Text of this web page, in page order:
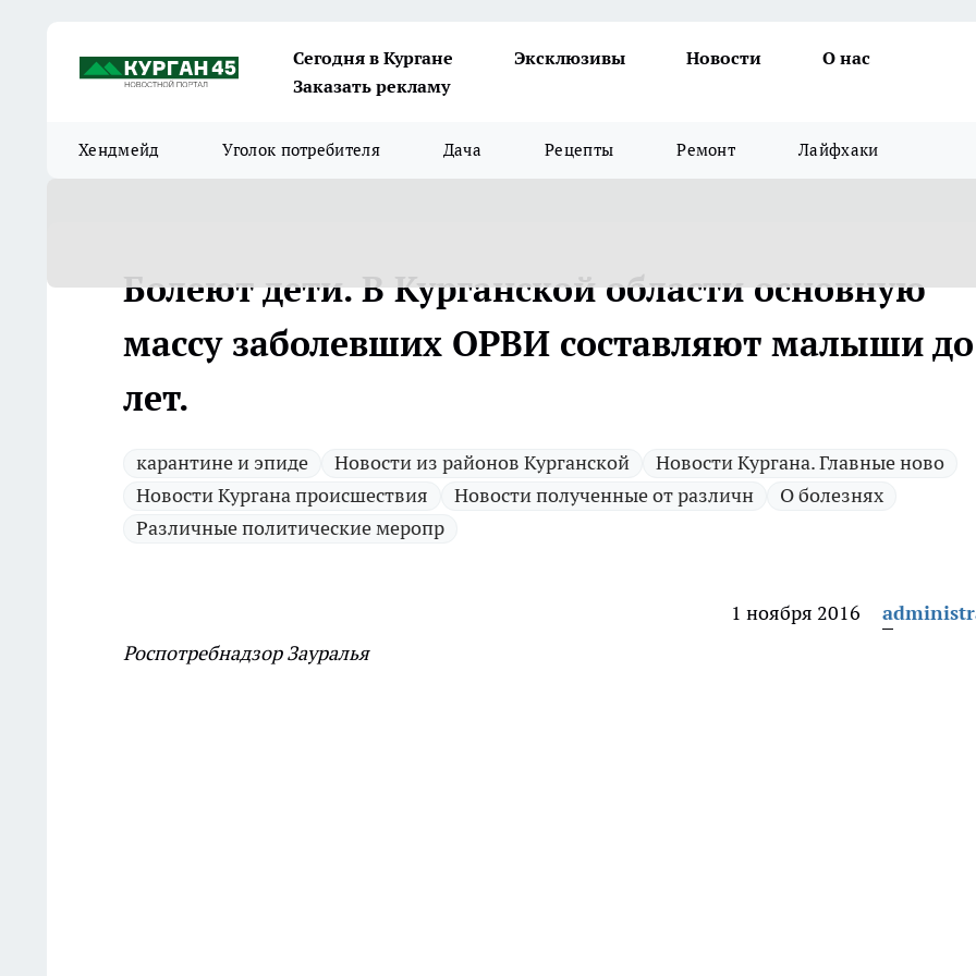
Сегодня в Кургане Эксклюзивы Новости
О нас
Заказать рекламу
Хендмейд Уголок потребителя Дача Рецепты Ремонт Лайфхаки
Болеют дети. В Курганской области основную
массу заболевших ОРВИ составляют малыши
лет.
карантине и эпиде Новости из районов Курганской
Новости Кургана. Главные ново
Новости Кургана происшествия
Новости полученные от различн
О болезнях
Различные политические меропр
1 ноября 2016
Роспотребнадзор Зауралья